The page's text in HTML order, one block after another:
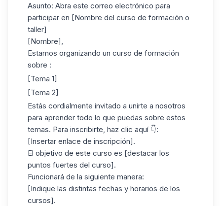
Asunto: Abra este correo electrónico para
participar en [Nombre del curso de formación o
taller]
[Nombre],
Estamos organizando un curso de formación
sobre :
[Tema 1]
[Tema 2]
Estás cordialmente invitado a unirte a nosotros
para aprender todo lo que puedas sobre estos
temas. Para inscribirte, haz clic aquí 👇:
[Insertar enlace de inscripción].
El objetivo de este curso es [destacar los
puntos fuertes del curso].
Funcionará de la siguiente manera:
[Indique las distintas fechas y horarios de los
cursos].